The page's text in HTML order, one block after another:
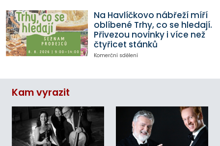
Na Havlíčkovo nábřeží míří
oblíbené Trhy, co se hledají.
Přivezou novinky i více než
čtyřicet stánků
Komerční sdělení
Kam vyrazit